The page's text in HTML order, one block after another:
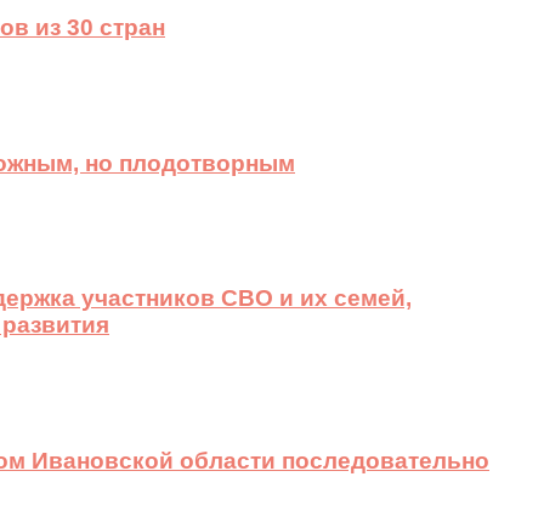
из 30 стран
но плодотворным
участников СВО и их семей,
Ивановской области последовательно